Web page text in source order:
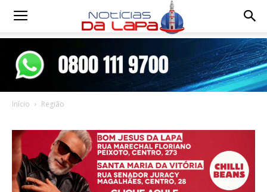
Notícias
Início Região